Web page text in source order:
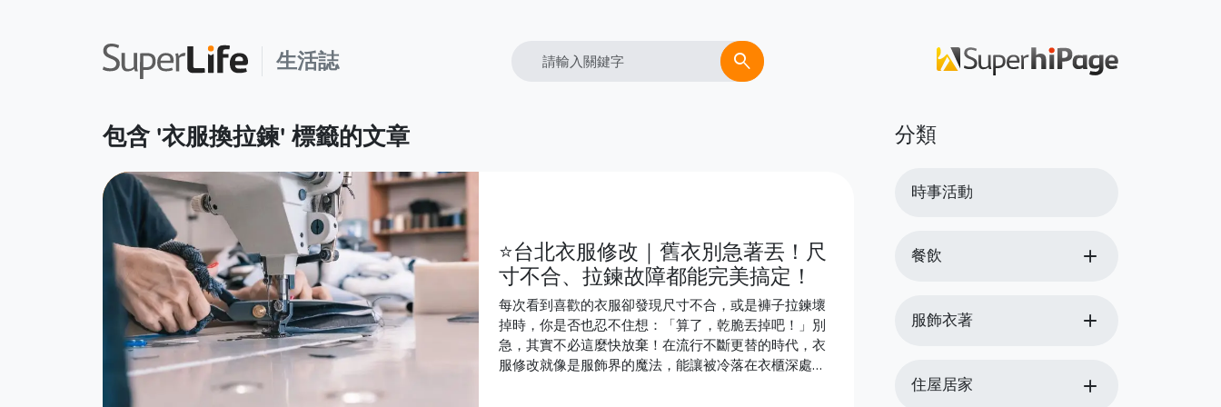
生活誌 Search search
包含 '衣服換拉鍊' 標籤的文章
⭐台北衣服修改｜舊衣別急著丟！尺
寸不合、拉鍊故障都能完美搞定！
每次看到喜歡的衣服卻發現尺寸不合，或是褲子拉鍊壞
掉時，你是否也忍不住想：「算了，乾脆丟掉吧！」別
急，其實不必這麼快放棄！在流行不斷更替的時代，衣
服修改就像是服飾界的魔法，能讓被冷落在衣櫃深處的
分類
時事活動
餐飲 add
服飾衣著 add
住屋居家 add